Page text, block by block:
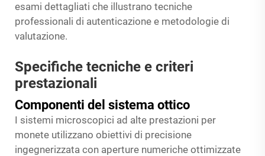
esami dettagliati che illustrano tecniche
professionali di autenticazione e metodologie di
valutazione.
Specifiche tecniche e criteri
prestazionali
Componenti del sistema ottico
I sistemi microscopici ad alte prestazioni per
monete utilizzano obiettivi di precisione
ingegnerizzata con aperture numeriche ottimizzate